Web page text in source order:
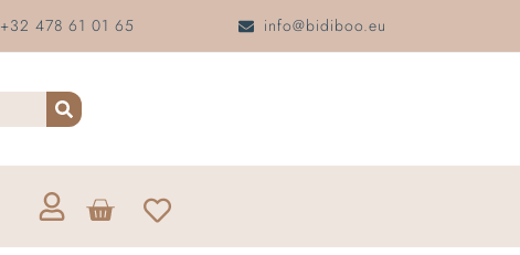
+32 478 61 01 65 info@bidiboo.eu